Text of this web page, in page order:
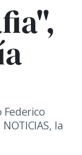
la